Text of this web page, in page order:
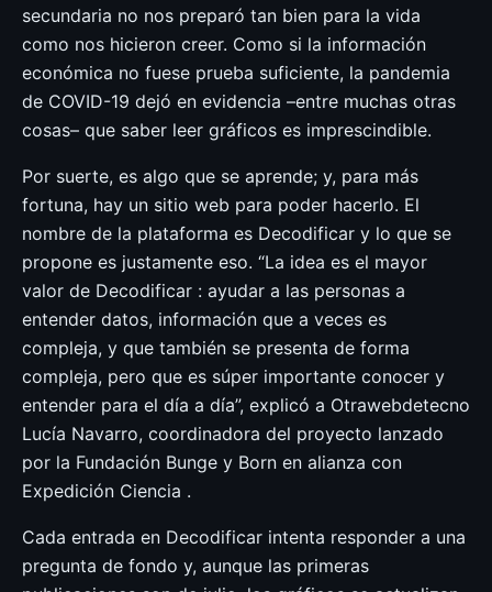
secundaria no nos preparó tan bien para la vida
como nos hicieron creer. Como si la información
económica no fuese prueba suficiente, la pandemia
de COVID-19 dejó en evidencia –entre muchas otras
cosas– que saber leer gráficos es imprescindible.
Por suerte, es algo que se aprende; y, para más
fortuna, hay un sitio web para poder hacerlo. El
nombre de la plataforma es Decodificar y lo que se
propone es justamente eso. “La idea es el mayor
valor de Decodificar : ayudar a las personas a
entender datos, información que a veces es
compleja, y que también se presenta de forma
compleja, pero que es súper importante conocer y
entender para el día a día”, explicó a Otrawebdetecno
Lucía Navarro, coordinadora del proyecto lanzado
por la Fundación Bunge y Born en alianza con
Expedición Ciencia .
Cada entrada en Decodificar intenta responder a una
pregunta de fondo y, aunque las primeras